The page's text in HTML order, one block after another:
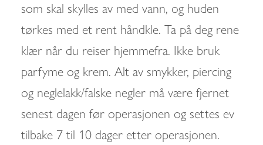
som skal skylles av med vann, og huden
tørkes med et rent håndkle. Ta på deg rene
klær når du reiser hjemmefra. Ikke bruk
parfyme og krem. Alt av smykker, piercing
og neglelakk/falske negler må være fjernet
senest dagen før operasjonen og settes ev
tilbake 7 til 10 dager etter operasjonen.